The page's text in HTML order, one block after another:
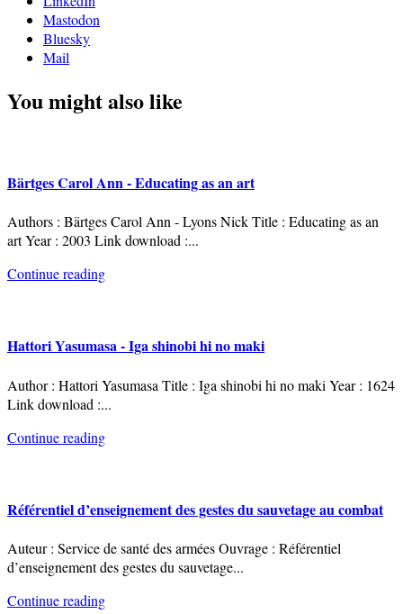
Mastodon
Bluesky
Mail
You might also like
Bärtges Carol Ann - Educating as an art
Authors : Bärtges Carol Ann - Lyons Nick Title : Educating as an
art Year : 2003 Link download :...
Continue reading
Hattori Yasumasa - Iga shinobi hi no maki
Author : Hattori Yasumasa Title : Iga shinobi hi no maki Year : 1624
Link download :...
Continue reading
Référentiel d’enseignement des gestes du sauvetage au combat
Auteur : Service de santé des armées Ouvrage : Référentiel
d’enseignement des gestes du sauvetage...
Continue reading